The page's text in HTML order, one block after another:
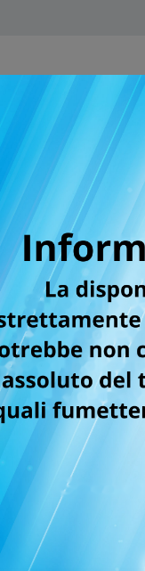
CATALOGO